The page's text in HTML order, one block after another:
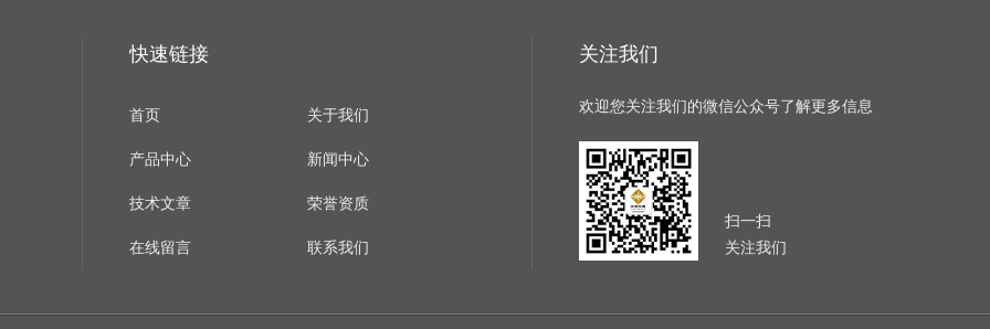
快速链接
首页 关于我们
产品中心 新闻中心
技术文章 荣誉资质
在线留言 联系我们
关注我们
欢迎您关注我们的微信公众号了解更多信息
扫一扫
关注我们